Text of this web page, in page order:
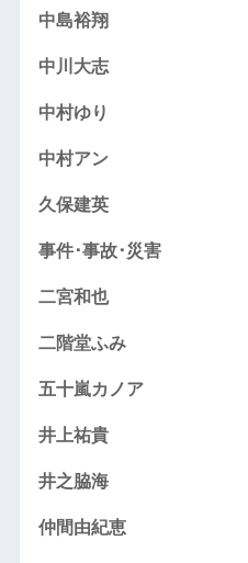
中島裕翔
中川大志
中村ゆり
中村アン
久保建英
事件･事故･災害
二宮和也
二階堂ふみ
五十嵐カノア
井上祐貴
井之脇海
仲間由紀恵